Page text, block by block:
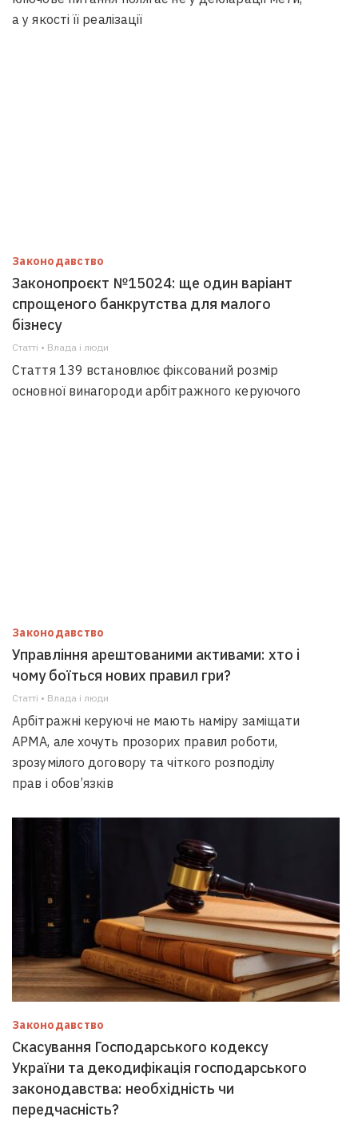
а у якості її реалізації
Законодавство
Законопроєкт №15024: ще один варіант
спрощеного банкрутства для малого
бізнесу
Статті • Влада i люди
Стаття 139 встановлює фіксований розмір
основної винагороди арбітражного керуючого
Законодавство
Управління арештованими активами: хто і
чому боїться нових правил гри?
Статті • Влада i люди
Арбітражні керуючі не мають наміру заміщати
АРМА, але хочуть прозорих правил роботи,
зрозумілого договору та чіткого розподілу
прав і обов’язків
Законодавство
Скасування Господарського кодексу
України та декодифікація господарського
законодавства: необхідність чи
передчасність?